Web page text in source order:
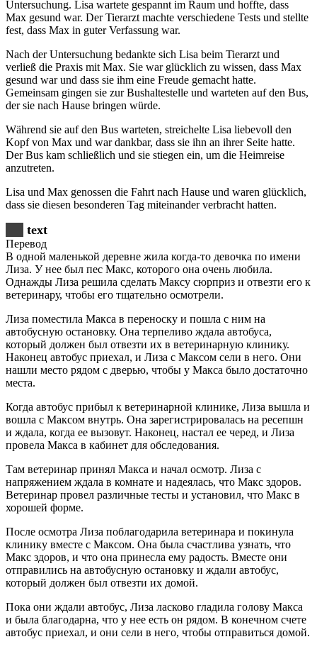
Untersuchung. Lisa wartete gespannt im Raum und hoffte, dass
Max gesund war. Der Tierarzt machte verschiedene Tests und stellte
fest, dass Max in guter Verfassung war.
Nach der Untersuchung bedankte sich Lisa beim Tierarzt und
verließ die Praxis mit Max. Sie war glücklich zu wissen, dass Max
gesund war und dass sie ihm eine Freude gemacht hatte.
Gemeinsam gingen sie zur Bushaltestelle und warteten auf den Bus,
der sie nach Hause bringen würde.
Während sie auf den Bus warteten, streichelte Lisa liebevoll den
Kopf von Max und war dankbar, dass sie ihn an ihrer Seite hatte.
Der Bus kam schließlich und sie stiegen ein, um die Heimreise
anzutreten.
Lisa und Max genossen die Fahrt nach Hause und waren glücklich,
dass sie diesen besonderen Tag miteinander verbracht hatten.
text
Перевод
В одной маленькой деревне жила когда-то девочка по имени
Лиза. У нее был пес Макс, которого она очень любила.
Однажды Лиза решила сделать Максу сюрприз и отвезти его к
ветеринару, чтобы его тщательно осмотрели.
Лиза поместила Макса в переноску и пошла с ним на
автобусную остановку. Она терпеливо ждала автобуса,
который должен был отвезти их в ветеринарную клинику.
Наконец автобус приехал, и Лиза с Максом сели в него. Они
нашли место рядом с дверью, чтобы у Макса было достаточно
места.
Когда автобус прибыл к ветеринарной клинике, Лиза вышла и
вошла с Максом внутрь. Она зарегистрировалась на ресепшн
и ждала, когда ее вызовут. Наконец, настал ее черед, и Лиза
провела Макса в кабинет для обследования.
Там ветеринар принял Макса и начал осмотр. Лиза с
напряжением ждала в комнате и надеялась, что Макс здоров.
Ветеринар провел различные тесты и установил, что Макс в
хорошей форме.
После осмотра Лиза поблагодарила ветеринара и покинула
клинику вместе с Максом. Она была счастлива узнать, что
Макс здоров, и что она принесла ему радость. Вместе они
отправились на автобусную остановку и ждали автобус,
который должен был отвезти их домой.
Пока они ждали автобус, Лиза ласково гладила голову Макса
и была благодарна, что у нее есть он рядом. В конечном счете
автобус приехал, и они сели в него, чтобы отправиться домой.